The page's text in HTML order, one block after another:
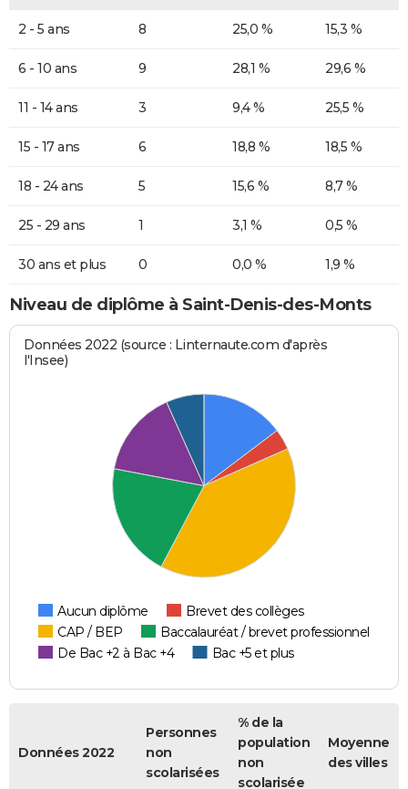
2 - 5 ans 8 25,0 % 15,3 %
6 - 10 ans 9 28,1 % 29,6 %
11 - 14 ans 3 9,4 % 25,5 %
15 - 17 ans 6 18,8 % 18,5 %
18 - 24 ans 5 15,6 % 8,7 %
25 - 29 ans 1 3,1 % 0,5 %
30 ans et plus 0 0,0 % 1,9 %
Niveau de diplôme à Saint-Denis-des-Monts
Données 2022 (source : Linternaute.com d'après
l'Insee)
Aucun diplôme
Brevet des collèges
CAP / BEP
Baccalauréat / brevet professionnel
De Bac +2 à Bac +4
Bac +5 et plus
Données 2022
Personnes
non
scolarisées
% de la
population
non
scolarisée
Moyenne
des villes